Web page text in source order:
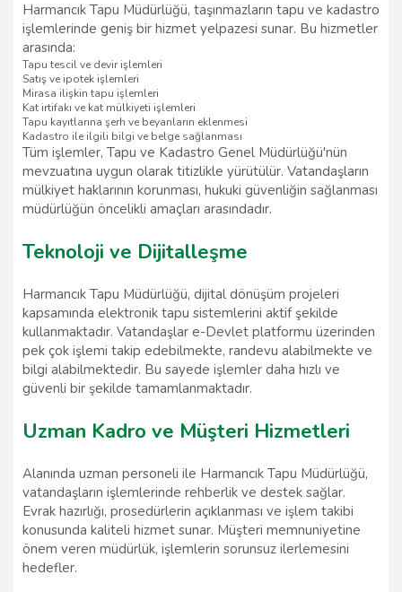
Harmancık Tapu Müdürlüğü, taşınmazların tapu ve kadastro
işlemlerinde geniş bir hizmet yelpazesi sunar. Bu hizmetler
arasında:
Tapu tescil ve devir işlemleri
Satış ve ipotek işlemleri
Mirasa ilişkin tapu işlemleri
Kat irtifakı ve kat mülkiyeti işlemleri
Tapu kayıtlarına şerh ve beyanların eklenmesi
Kadastro ile ilgili bilgi ve belge sağlanması
Tüm işlemler, Tapu ve Kadastro Genel Müdürlüğü'nün
mevzuatına uygun olarak titizlikle yürütülür. Vatandaşların
mülkiyet haklarının korunması, hukuki güvenliğin sağlanması
müdürlüğün öncelikli amaçları arasındadır.
Teknoloji ve Dijitalleşme
Harmancık Tapu Müdürlüğü, dijital dönüşüm projeleri
kapsamında elektronik tapu sistemlerini aktif şekilde
kullanmaktadır. Vatandaşlar e-Devlet platformu üzerinden
pek çok işlemi takip edebilmekte, randevu alabilmekte ve
bilgi alabilmektedir. Bu sayede işlemler daha hızlı ve
güvenli bir şekilde tamamlanmaktadır.
Uzman Kadro ve Müşteri Hizmetleri
Alanında uzman personeli ile Harmancık Tapu Müdürlüğü,
vatandaşların işlemlerinde rehberlik ve destek sağlar.
Evrak hazırlığı, prosedürlerin açıklanması ve işlem takibi
konusunda kaliteli hizmet sunar. Müşteri memnuniyetine
önem veren müdürlük, işlemlerin sorunsuz ilerlemesini
hedefler.